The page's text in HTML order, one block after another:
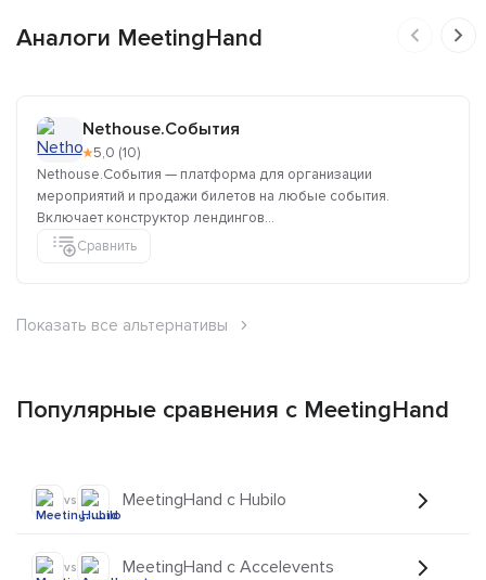
Аналоги MeetingHand
Nethouse.События
★5,0 (10)
Nethouse.События — платформа для организации
мероприятий и продажи билетов на любые события.
Включает конструктор лендингов...
Сравнить
Показать все альтернативы
Популярные сравнения с MeetingHand
vs MeetingHand с Hubilo
vs MeetingHand с Accelevents